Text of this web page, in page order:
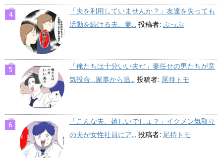
「夫を利用していませんか？」友達を失っても
活動を続ける夫。妻... 投稿者: ぷっぷ
「俺たちは十分いい夫だ」妻任せの男たちが意
気投合…家事から逃... 投稿者: 尾持トモ
「こんな夫、嬉しいでしょ？」イクメン気取り
の夫が女性社員にア... 投稿者: 尾持トモ